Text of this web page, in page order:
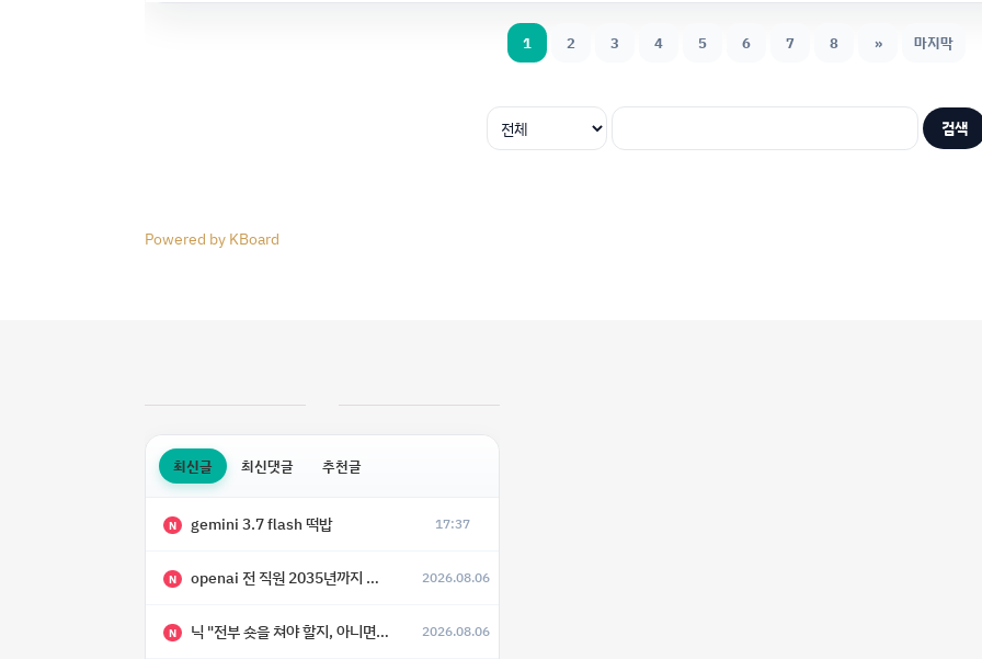
1 2 3 4 5 6 7 8 » 마지막
검색
Powered by KBoard
최신글 최신댓글 추천글
N gemini 3.7 flash 떡밥 17:37
N openai 전 직원 2035년까지 텔레파시가 어떻게 생길 수 있는지 2026.08.06
N 닉 "전부 숏을 쳐야 할지, 아니면 특이점이 오니까 전부 롱을 쳐야 할지 모르겠다.” 2026.08.06